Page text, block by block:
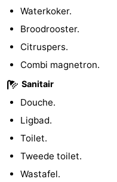
Parkeren
Reisboekenwinkel
Medische
adressen
Regio
Zeeland
Schouwen-
Waterkoker.
Broodrooster.
Citruspers.
Combi magnetron.
Sanitair
Douche.
Ligbad.
Toilet.
Tweede toilet.
Wastafel.